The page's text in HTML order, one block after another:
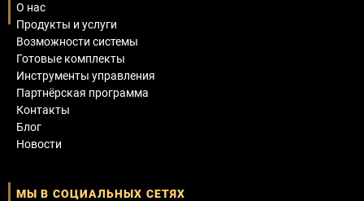
О нас
Продукты и услуги
Возможности системы
Готовые комплекты
Инструменты управления
Партнёрская программа
Контакты
Блог
Новости
МЫ В СОЦИАЛЬНЫХ СЕТЯХ